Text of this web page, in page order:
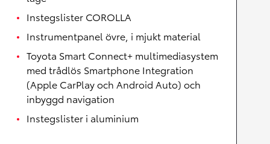
Instegslister COROLLA
Instrumentpanel övre, i mjukt material
Toyota Smart Connect+ multimediasystem
med trådlös Smartphone Integration
(Apple CarPlay och Android Auto) och
inbyggd navigation
Instegslister i aluminium